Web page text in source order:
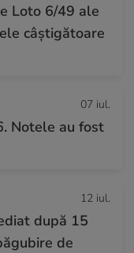
Loto 6/49 ale
câștigătoare
07 iul.
Notele au fost
12 iul.
după 15
de